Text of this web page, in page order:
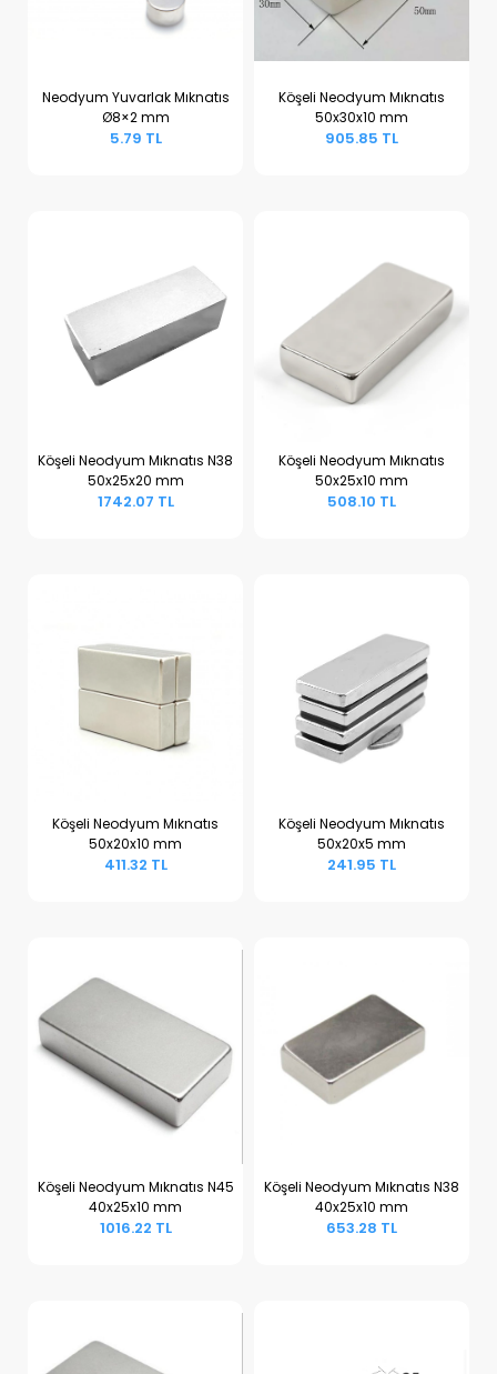
Sepete Ekle
Neodyum Yuvarlak Mıknatıs
Ø8×2 mm
5.79 TL
Sepete Ekle
Köşeli Neodyum Mıknatıs
50x30x10 mm
905.85 TL
Sepete Ekle
Köşeli Neodyum Mıknatıs N38
50x25x20 mm
1742.07 TL
Sepete Ekle
Köşeli Neodyum Mıknatıs
50x25x10 mm
508.10 TL
Sepete Ekle
Köşeli Neodyum Mıknatıs
50x20x10 mm
411.32 TL
Sepete Ekle
Köşeli Neodyum Mıknatıs
50x20x5 mm
241.95 TL
Sepete Ekle
Köşeli Neodyum Mıknatıs N45
40x25x10 mm
1016.22 TL
Sepete Ekle
Köşeli Neodyum Mıknatıs N38
40x25x10 mm
653.28 TL